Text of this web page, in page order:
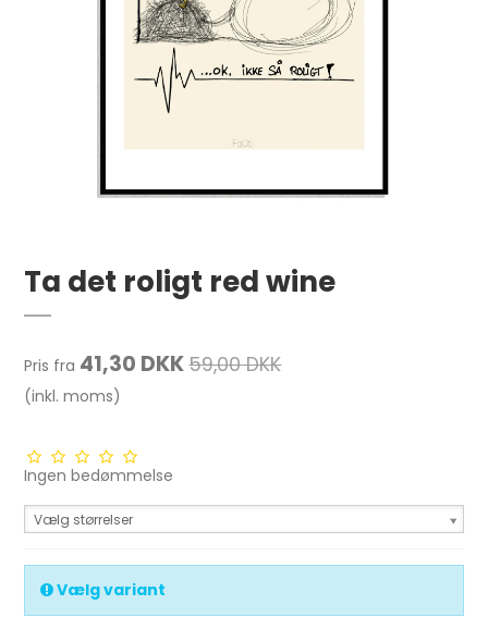
Ta det roligt red wine
Pris fra 41,30 DKK59,00 DKK
(inkl. moms)
Ingen bedømmelse
Vælg størrelser
Vælg variant